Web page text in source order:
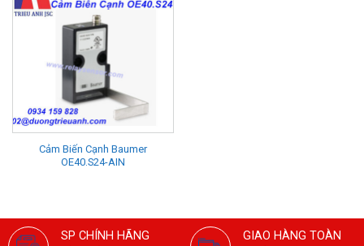
Cảm Biến Cạnh Baumer
OE40.S24-AIN
SP CHÍNH HÃNG
GIAO HÀNG TOÀN